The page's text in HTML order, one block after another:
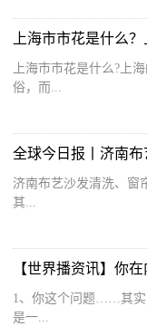
上海市市花是什么？
上海市市花是什么?上
俗，而...
济南布艺沙发清洗、窗
其...
【世界播资讯】你
1、你这个问题……其实
是一...